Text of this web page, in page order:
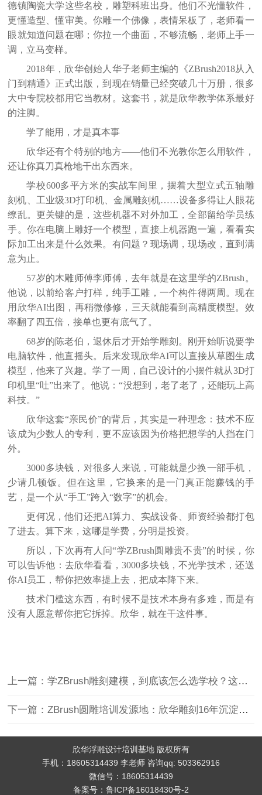
德镇陶瓷大学这些名校，雕塑科班出身。他们不光懂软件，
更懂造型、懂审美。你雕一个佛像，表情呆板了，老师看一
眼就知道问题在哪；你拉一个曲面，不够流畅，老师上手一
调，立马变样。
2018年，欣华创始人华子老师主编的《ZBrush2018从入
门到精通》正式出版，到现在销量已经突破几十万册，很多
大中专院校都用它当教材。这套书，就是欣华教学体系最好
的注脚。
学了能用，才是真本事
欣华还有个特别的地方——他们不光教你怎么用软件，
还让你真刀真枪地干出东西来。
学校600多平方米的实战车间里，摆着大型立式五轴雕
刻机、工业级3D打印机、金属雕刻机……设备多得让人眼花
缭乱。更关键的是，这些机器不对外加工，全部留给学员练
手。你在电脑上雕好一个模型，直接上机器跑一遍，看看实
际加工出来是什么效果。有问题？现场调，现场改，直到满
意为止。
57岁的木雕师傅李师傅，去年就是在这里学的ZBrush。
他说，以前给客户打样，纯手工雕，一个构件得两周。现在
用欣华AI出图，再稍微修修，三天就能看到高精度模型。效
率翻了四五倍，接单也更有底气了。
68岁的陈老伯，退休后才开始学雕刻。刚开始听说要学
电脑软件，他直摇头。后来发现欣华AI可以直接从草图生成
模型，他来了兴趣。学了一周，自己设计的小摆件就从3D打
印机里“吐”出来了。他说：“没想到，老了老了，还能玩上高
科技。”
欣华这套“亲民价”的背后，其实是一种理念：技术不应
该成为少数人的专利，更不应该因为价格把想学的人挡在门
外。
3000多块钱，对很多人来说，可能就是少换一部手机，
少请几顿饭。但在这里，它换来的是一门真正能赚钱的手
艺，是一个从“手工”跨入“数字”的机会。
更何况，他们还把AI算力、实战设备、师资经验都打包
了进去。算下来，这哪是学费，分明是投资。
所以，下次再有人问“学ZBrush圆雕贵不贵”的时候，你
可以告诉他：去欣华看看，3000多块钱，不光学技术，还送
你AI员工，帮你把效率提上去，把成本降下来。
技术门槛这东西，有时候不是技术本身有多难，而是有
没有人愿意帮你把它拆掉。欣华，就在干这件事。
上一篇：学ZBrush雕刻建模，到底该怎么选学校？这份择校指南帮你少走弯路
下一篇：ZBrush圆雕培训发源地：欣华雕刻16年沉淀，引领“AI+实战”新纪元
欣华浮雕设计培训基地 版权所有
手机：18605314439 李老师 咨询qq: 503362916
微信号：18605314439
备案号： 鲁ICP备16018430号-2